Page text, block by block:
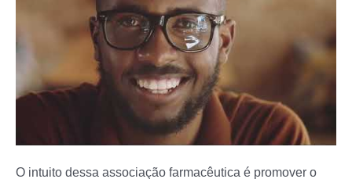
O intuito dessa associação farmacêutica é promover o